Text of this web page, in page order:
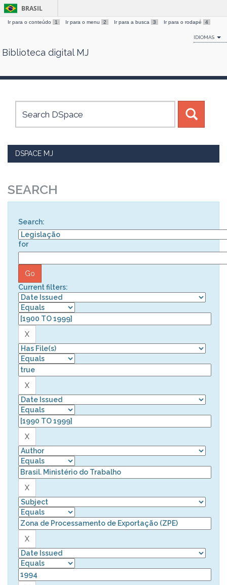
Skip
BRASIL
Ir para o conteúdo 1 Ir para o menu 2 Ir para a busca 3 Ir para o rodapé 4
IDIOMAS
Biblioteca digital MJ
DSPACE MJ
SEARCH
Search:
for
Current filters: